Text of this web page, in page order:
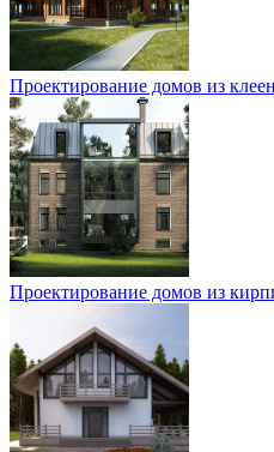
Проектирование домов из
Проектирование домов из